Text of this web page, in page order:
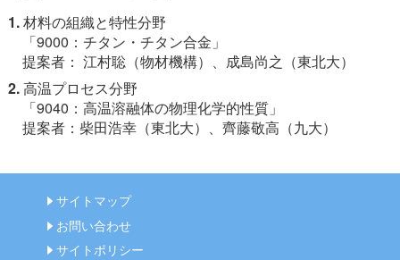
1.材料の組織と特性分野
「9000：チタン・チタン合金」
提案者： 江村聡（物材機構）、成島尚之（東北大）
2.高温プロセス分野
「9040：高温溶融体の物理化学的性質」
提案者：柴田浩幸（東北大）、齊藤敬高（九大）
サイトマップ
お問い合わせ
サイトポリシー